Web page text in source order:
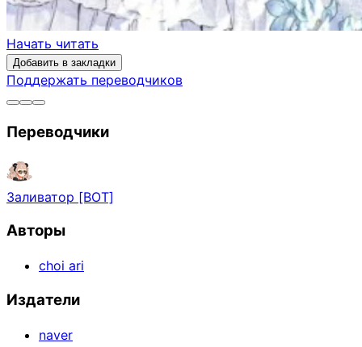
Начать читать
Добавить в закладки
Поддержать переводчиков
Переводчики
Заливатор [BOT]
Авторы
choi ari
Издатели
naver